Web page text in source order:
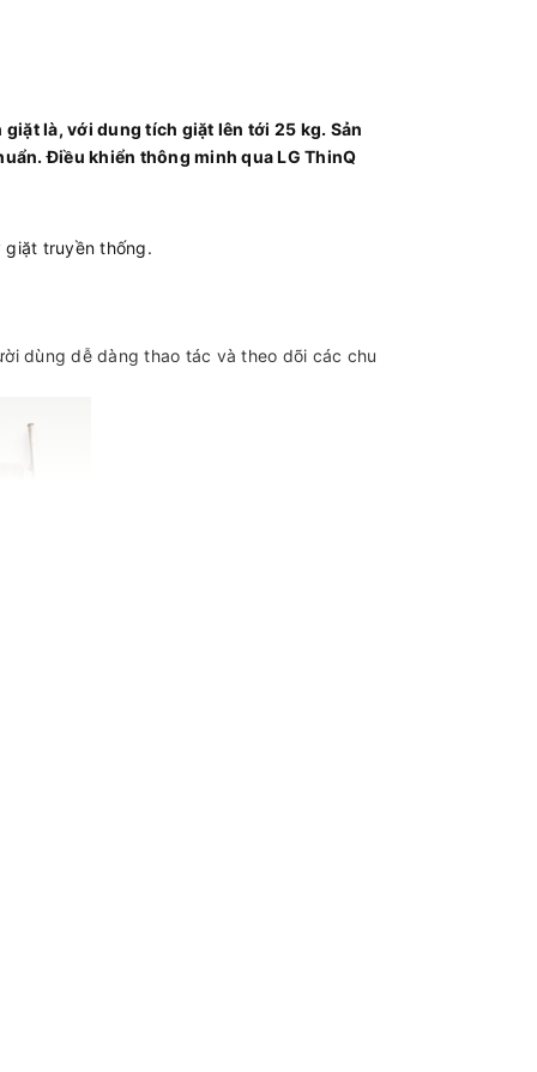
là, với dung tích giặt lên tới 25 kg. Sản
Điều khiển thông minh qua LG ThinQ
giặt truyền thống.
dùng dễ dàng thao tác và theo dõi các chu
đồ số lượng lớn mỗi lần.